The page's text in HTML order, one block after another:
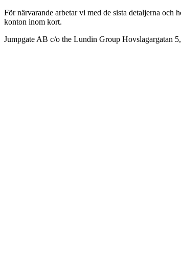
För närvarande arbetar vi med de sista detaljerna
konton inom kort.
Jumpgate AB c/o the Lundin Group Hovslagargatan